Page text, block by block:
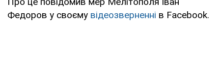
Федоров у своєму відеозверненні в Facebook.